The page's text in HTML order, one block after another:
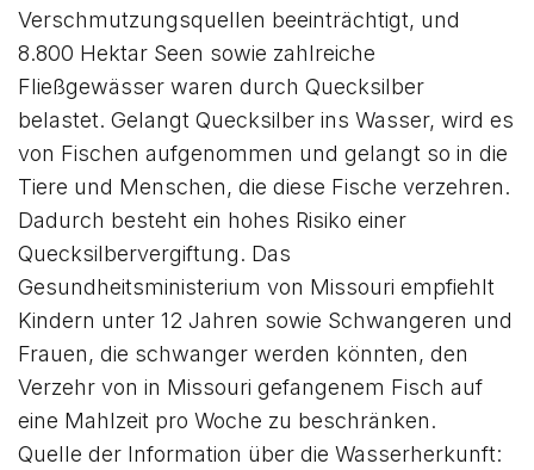
Verschmutzungsquellen beeinträchtigt, und
8.800 Hektar Seen sowie zahlreiche
Fließgewässer waren durch Quecksilber
belastet. Gelangt Quecksilber ins Wasser, wird es
von Fischen aufgenommen und gelangt so in die
Tiere und Menschen, die diese Fische verzehren.
Dadurch besteht ein hohes Risiko einer
Quecksilbervergiftung. Das
Gesundheitsministerium von Missouri empfiehlt
Kindern unter 12 Jahren sowie Schwangeren und
Frauen, die schwanger werden könnten, den
Verzehr von in Missouri gefangenem Fisch auf
eine Mahlzeit pro Woche zu beschränken.
Quelle der Information über die Wasserherkunft: